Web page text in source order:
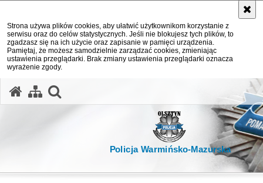
Strona używa plików cookies, aby ułatwić użytkownikom korzystanie z
serwisu oraz do celów statystycznych. Jeśli nie blokujesz tych plików, to
zgadzasz się na ich użycie oraz zapisanie w pamięci urządzenia.
Pamiętaj, że możesz samodzielnie zarządzać cookies, zmieniając
ustawienia przeglądarki. Brak zmiany ustawienia przeglądarki oznacza
wyrażenie zgody.
Policja Warmińsko-Mazurska